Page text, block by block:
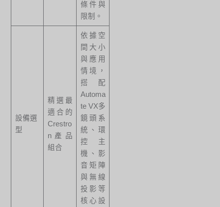
條件與
限制。
設備選
型
精選最
適合的
Crestro
n產品
組合
依據空
間大小
與應用
情境，
搭配
Automa
te VX多
鏡頭系
統、環
控主
機、影
音矩陣
與無線
投影等
核心設